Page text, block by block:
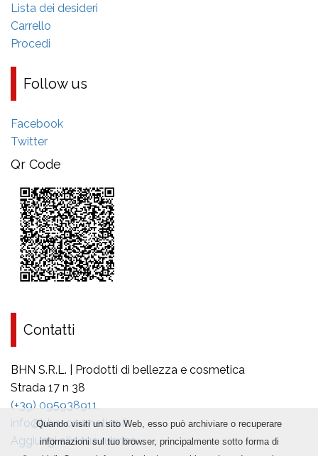
Lista dei desideri
Carrello
Procedi
Follow us
Facebook
Twitter
Qr Code
Contatti
BHN S.R.L. | Prodotti di bellezza e cosmetica
Strada 17 n 38
(+39) 095938911
info@bhn-cosmetics.it
Aggiungi alla tua rubrica
Quando visiti un sito Web, esso può archiviare o recuperare
informazioni sul tuo browser, principalmente sotto forma di